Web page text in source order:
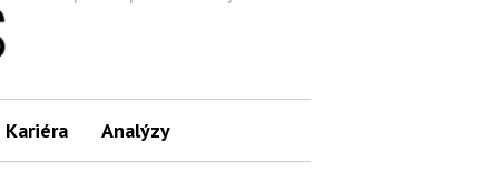
Kariéra Analýzy